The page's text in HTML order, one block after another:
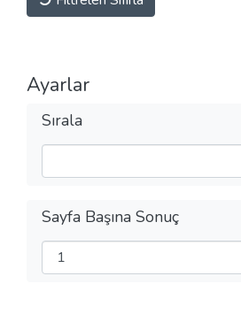
Ayarlar
Sırala
Sayfa Başına Sonuç